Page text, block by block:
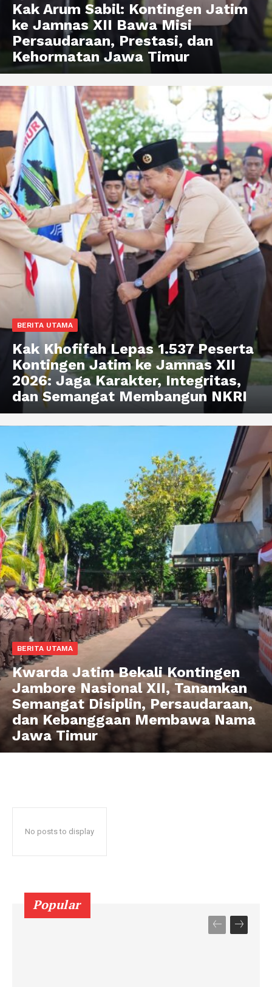
Kak Arum Sabil: Kontingen Jatim
ke Jamnas XII Bawa Misi
Persaudaraan, Prestasi, dan
Kehormatan Jawa Timur
BERITA UTAMA
Kak Khofifah Lepas 1.537 Peserta
Kontingen Jatim ke Jamnas XII
2026: Jaga Karakter, Integritas,
dan Semangat Membangun NKRI
BERITA UTAMA
Kwarda Jatim Bekali Kontingen
Jambore Nasional XII, Tanamkan
Semangat Disiplin, Persaudaraan,
dan Kebanggaan Membawa Nama
Jawa Timur
No posts to display
Popular